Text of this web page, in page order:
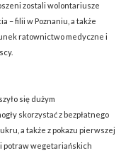
zostali wolontariusze
– filii w Poznaniu, a także
ratownictwo medyczne i
się dużym
skorzystać z bezpłatnego
a także z pokazu pierwszej
potraw wegetariańskich